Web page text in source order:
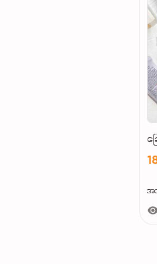
ခ
အ